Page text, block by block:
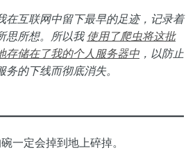
在互联网中留下最早的足迹，记录着
思所想。所以我使用了爬虫将这批
存储在了我的个人服务器中，以防止
的下线而彻底消失。
一定会掉到地上碎掉。